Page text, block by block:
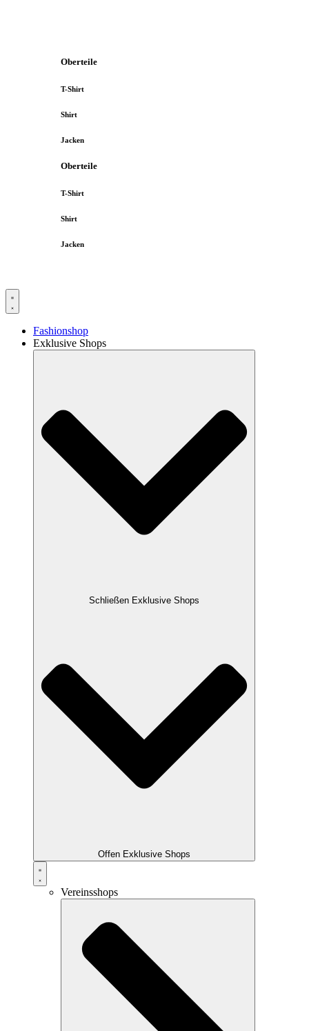
Oberteile
T-Shirt
Shirt
Jacken
Oberteile
T-Shirt
Shirt
Jacken
Fashionshop
Exklusive Shops
Schließen Exklusive Shops
Offen Exklusive Shops
Vereinsshops